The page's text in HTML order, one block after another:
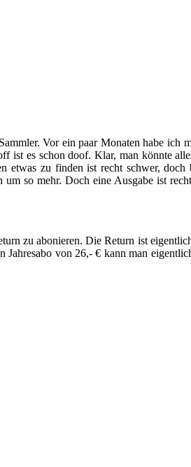
Vor ein paar Monaten habe ich
ist es schon doof. Klar, man könnte
etwas zu finden ist recht schwer,
so mehr. Doch eine Ausgabe ist
zu abonieren. Die Return ist
von 26,- € kann man